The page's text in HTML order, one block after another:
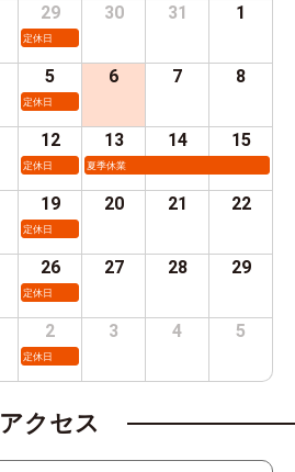
29
定休日
30 31 1
5
定休日
6 7 8
12
定休日
13
夏季休業
14 15
19
定休日
20 21 22
26
定休日
27 28 29
2
定休日
3 4 5
アクセス